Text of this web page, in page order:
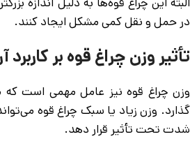
در حمل و نقل کمی مشکل ایجاد کنند.
تأثیر وزن چراغ قوه بر کاربرد
وزن چراغ قوه نیز عامل مهمی است که
گذارد. وزن زیاد یا سبک چراغ قوه
شدت تحت تأثیر قرار دهد.